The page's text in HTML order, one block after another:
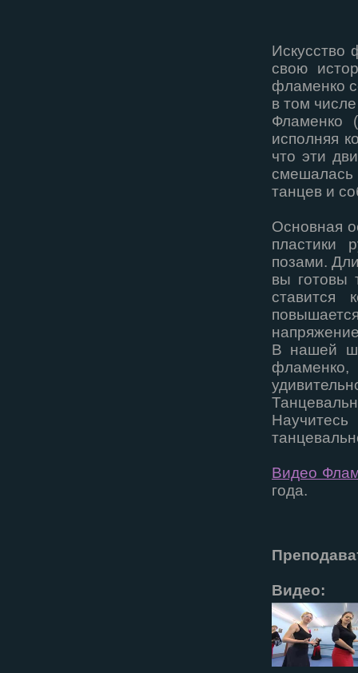
Искусство
свою
фламенко
в том
Фламенко
исполняя
что эти
смешалась
танцев и
Основная
пластики
позами.
вы готовы
ставится
В нашей
Видео
года.
Видео: